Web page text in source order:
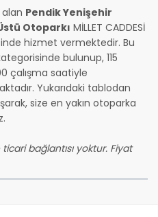
Pendik Yenişehir
Otoparkı MİLLET CADDESİ
hizmet vermektedir. Bu
bulunup, 115
çalışma saatiyle
Yukarıdaki tablodan
size en yakın otoparka
bağlantısı yoktur. Fiyat